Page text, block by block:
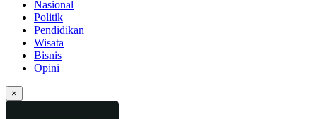
Nasional
Politik
Pendidikan
Wisata
Bisnis
Opini
×